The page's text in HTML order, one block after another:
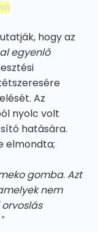
hogy az
egyenlő
Az
nyolc volt
hatására.
elmondta;
gomba. Azt
nem